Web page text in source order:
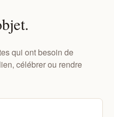
qui ont besoin de
célébrer ou rendre